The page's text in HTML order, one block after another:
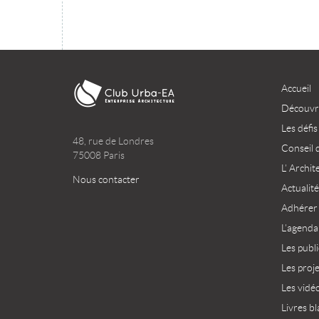
48, rue de Londres
75008 Paris
Nous contacter
Accueil
Les défis
Conseil
L’
Adhérer
Les
Les
Les
Livres